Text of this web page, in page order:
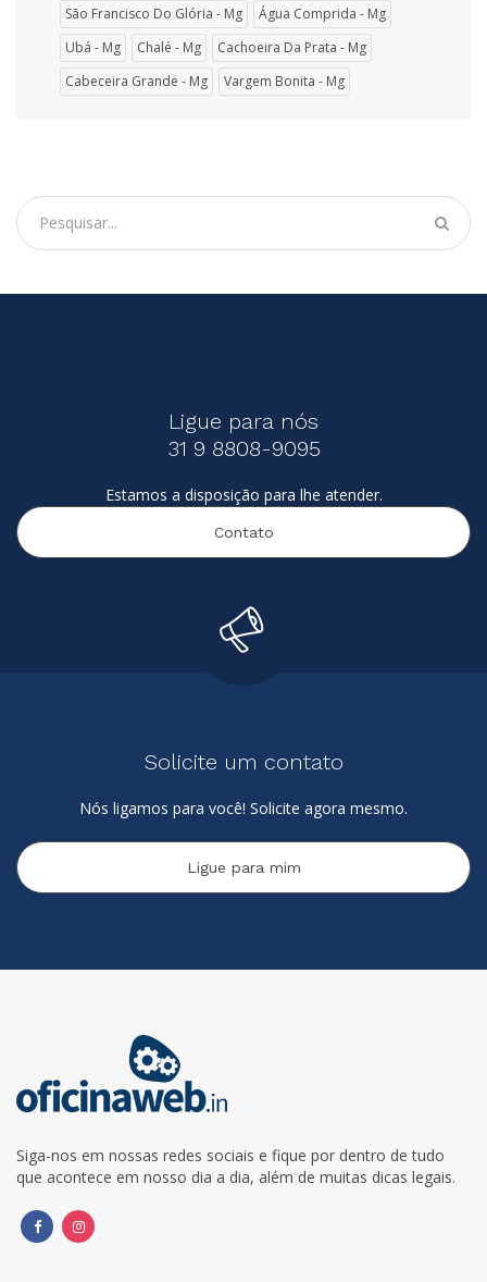
São Francisco Do Glória - Mg
Água Comprida - Mg
Ubá - Mg
Chalé - Mg
Cachoeira Da Prata - Mg
Cabeceira Grande - Mg
Vargem Bonita - Mg
Ligue para nós
31 9 8808-9095
Estamos a disposição para lhe atender.
Contato
Solicite um contato
Nós ligamos para você! Solicite agora mesmo.
Ligue para mim
Siga-nos em nossas redes sociais e fique por dentro de tudo
que acontece em nosso dia a dia, além de muitas dicas legais.